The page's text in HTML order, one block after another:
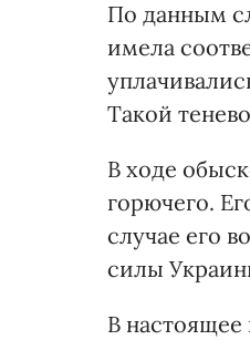
По данным
имела
Такой
В ходе
горючего.
случае его
силы
В настоящее